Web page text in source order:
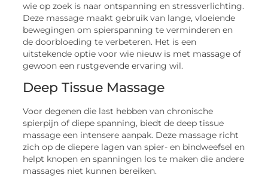
wie op zoek is naar ontspanning en stressverlichting.
Deze massage maakt gebruik van lange, vloeiende
bewegingen om spierspanning te verminderen en
de doorbloeding te verbeteren. Het is een
uitstekende optie voor wie nieuw is met massage of
gewoon een rustgevende ervaring wil.
Deep Tissue Massage
Voor degenen die last hebben van chronische
spierpijn of diepe spanning, biedt de deep tissue
massage een intensere aanpak. Deze massage richt
zich op de diepere lagen van spier- en bindweefsel en
helpt knopen en spanningen los te maken die andere
massages niet kunnen bereiken.